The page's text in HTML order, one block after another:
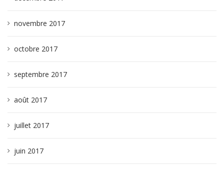
novembre 2017
octobre 2017
septembre 2017
août 2017
juillet 2017
juin 2017